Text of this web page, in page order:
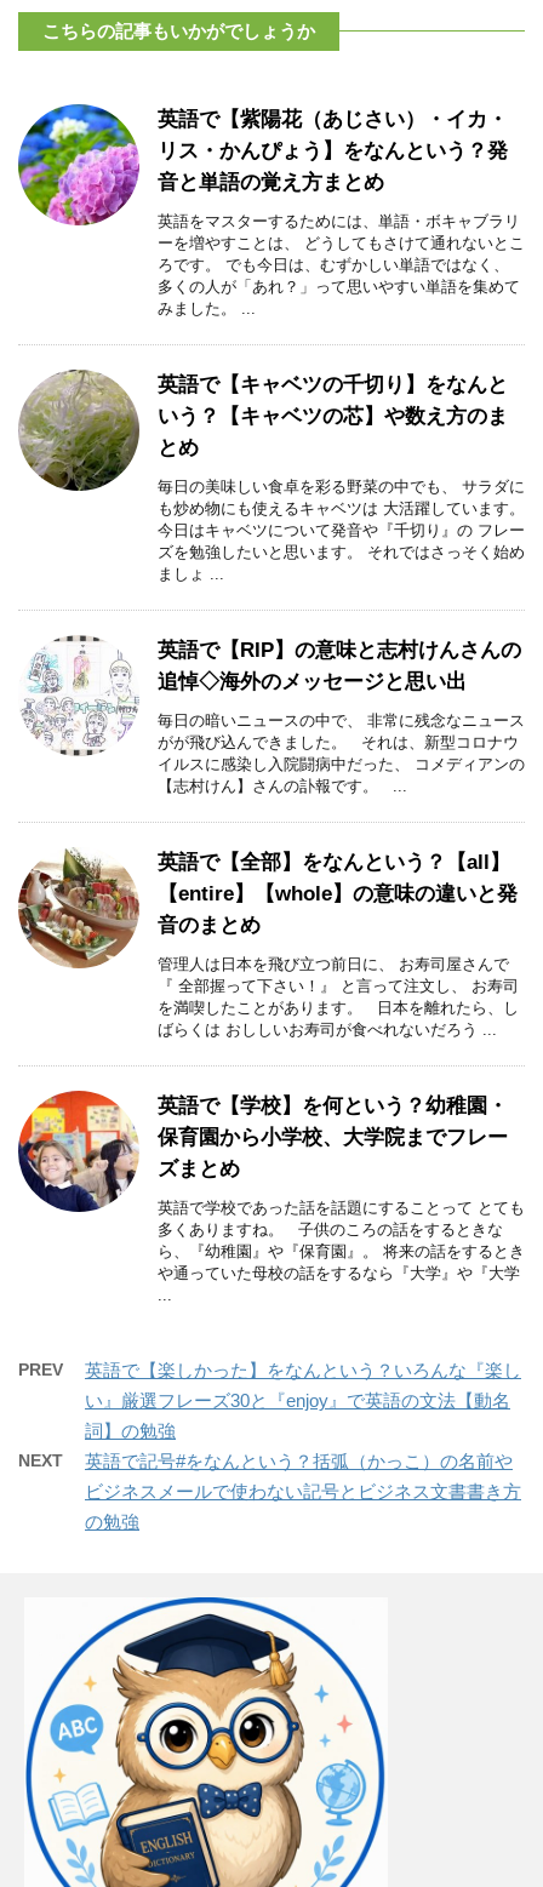
こちらの記事もいかがでしょうか
英語で【紫陽花（あじさい）・イカ・
リス・かんぴょう】をなんという？発
音と単語の覚え方まとめ
英語をマスターするためには、単語・ボキャブラリ
ーを増やすことは、 どうしてもさけて通れないとこ
ろです。 でも今日は、むずかしい単語ではなく、
多くの人が「あれ？」って思いやすい単語を集めて
みました。 ...
英語で【キャベツの千切り】をなんと
いう？【キャベツの芯】や数え方のま
とめ
毎日の美味しい食卓を彩る野菜の中でも、 サラダに
も炒め物にも使えるキャベツは 大活躍しています。
今日はキャベツについて発音や『千切り』の フレー
ズを勉強したいと思います。 それではさっそく始め
ましょ ...
英語で【RIP】の意味と志村けんさんの
追悼◇海外のメッセージと思い出
毎日の暗いニュースの中で、 非常に残念なニュース
がが飛び込んできました。 それは、新型コロナウ
イルスに感染し入院闘病中だった、 コメディアンの
【志村けん】さんの訃報です。 ...
英語で【全部】をなんという？【all】
【entire】【whole】の意味の違いと発
音のまとめ
管理人は日本を飛び立つ前日に、 お寿司屋さんで
『 全部握って下さい！』 と言って注文し、 お寿司
を満喫したことがあります。 日本を離れたら、し
ばらくは おししいお寿司が食べれないだろう ...
英語で【学校】を何という？幼稚園・
保育園から小学校、大学院までフレー
ズまとめ
英語で学校であった話を話題にすることって とても
多くありますね。 子供のころの話をするときな
ら、『幼稚園』や『保育園』。 将来の話をするとき
や通っていた母校の話をするなら『大学』や『大学
...
PREV
英語で【楽しかった】をなんという？いろんな『楽し
い』厳選フレーズ30と『enjoy』で英語の文法【動名
詞】の勉強
NEXT
英語で記号#をなんという？括弧（かっこ）の名前や
ビジネスメールで使わない記号とビジネス文書書き方
の勉強